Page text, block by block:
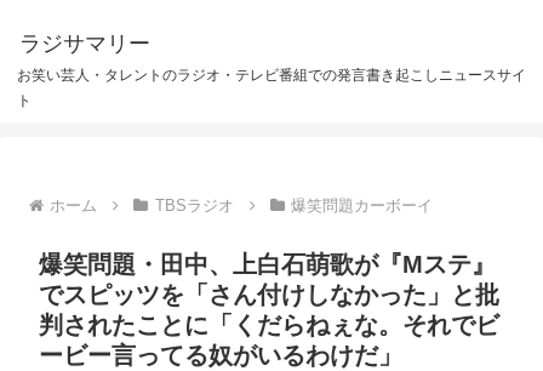
ラジサマリー
お笑い芸人・タレントのラジオ・テレビ番組での発言書き起こしニュースサイ
ト
ホーム TBSラジオ 爆笑問題カーボーイ
爆笑問題・田中、上白石萌歌が『Mステ』
でスピッツを「さん付けしなかった」と批
判されたことに「くだらねぇな。それでビ
ービー言ってる奴がいるわけだ」